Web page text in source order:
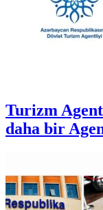
Turizm
daha bir